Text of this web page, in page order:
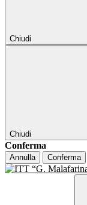
Chiudi
Chiudi
Conferma
Annulla Conferma